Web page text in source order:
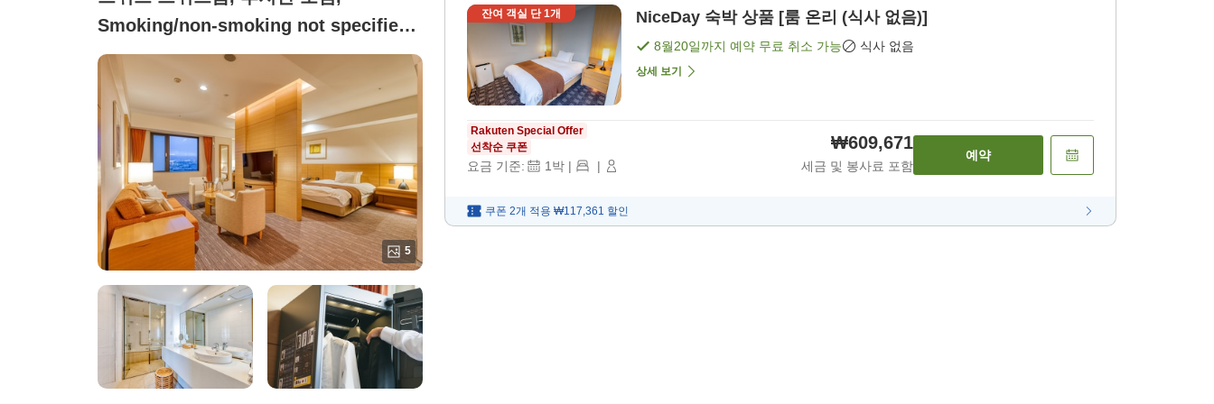
Smoking/non-smoking not specified
(매미)
5
잔여 객실 단1개 NiceDay 숙박 상품 [룸 온리 (식사 없음)]
8월20일까지 예약 무료 취소 가능 식사 없음
상세 보기
Rakuten Special Offer
선착순 쿠폰
요금 기준: 1 박 | |
₩609,671
세금 및 봉사료 포함
예약
쿠폰 2개 적용 ₩117,361 할인